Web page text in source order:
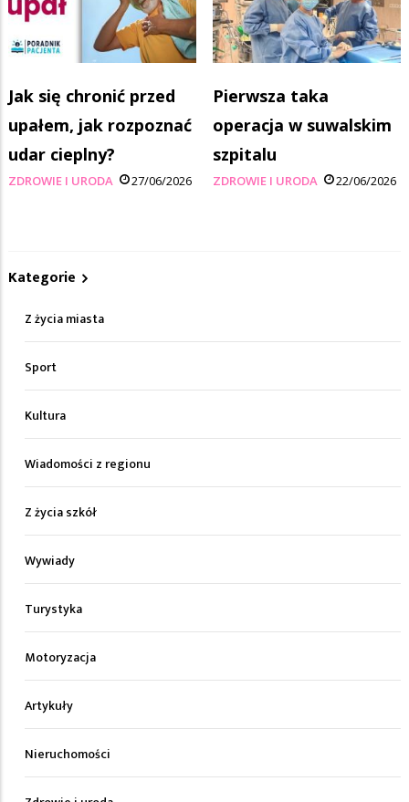
Jak się chronić przed
upałem, jak rozpoznać
udar cieplny?
ZDROWIE I URODA 27/06/2026
Pierwsza taka
operacja w suwalskim
szpitalu
ZDROWIE I URODA 22/06/2026
Kategorie
Z życia miasta
Sport
Kultura
Wiadomości z regionu
Z życia szkół
Wywiady
Turystyka
Motoryzacja
Artykuły
Nieruchomości